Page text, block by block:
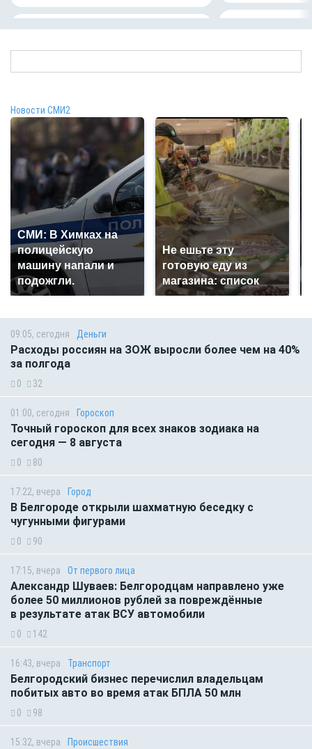
Новости СМИ2
СМИ: В Химках на
полицейскую
машину напали и
подожгли.
Не ешьте эту
готовую еду из
магазина: список
09:05, сегодня Деньги
Расходы россиян на ЗОЖ выросли более чем на 40%
за полгода
0 32
01:00, сегодня Гороскоп
Точный гороскоп для всех знаков зодиака на
сегодня — 8 августа
0 80
17:22, вчера Город
В Белгороде открыли шахматную беседку с
чугунными фигурами
0 90
17:15, вчера От первого лица
Александр Шуваев: Белгородцам направлено уже
более 50 миллионов рублей за повреждённые
в результате атак ВСУ автомобили
0 142
16:43, вчера Транспорт
Белгородский бизнес перечислил владельцам
побитых авто во время атак БПЛА 50 млн
0 98
15:32, вчера Происшествия